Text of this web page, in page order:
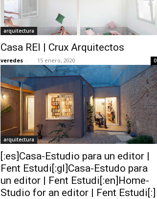
arquitectura
Casa REI | Crux Arquitectos
veredes - 15 enero, 2020 0
arquitectura
[:es]Casa-Estudio para un editor |
Fent Estudi[:gl]Casa-Estudo para
un editor | Fent Estudi[:en]Home-
Studio for an editor | Fent Estudi[:]